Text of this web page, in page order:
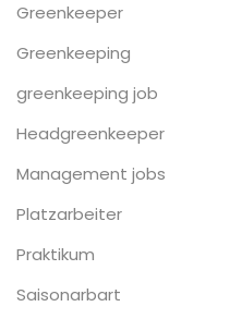
Greenkeeper
Greenkeeping
greenkeeping job
Headgreenkeeper
Management jobs
Platzarbeiter
Praktikum
Saisonarbart